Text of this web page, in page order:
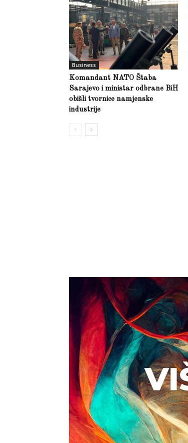
Business
Komandant NATO Štaba
Sarajevo i ministar odbrane BiH
obišli tvornice namjenske
industrije